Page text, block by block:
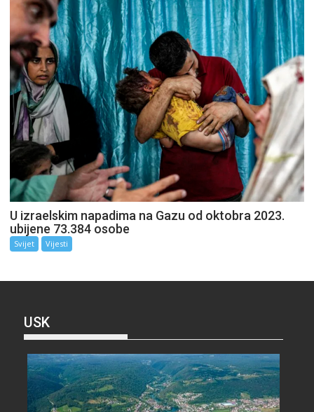
U izraelskim napadima na Gazu od oktobra 2023.
ubijene 73.384 osobe
Svijet Vijesti
USK